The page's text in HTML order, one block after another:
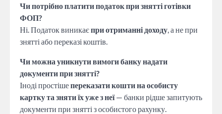
Чи потрібно платити податок при знятті готівки
ФОП?
Ні. Податок виникаєпри отриманні доходу , а не при
знятті або переказі коштів.
Чи можна уникнути вимоги банку надати
документи при знятті?
Іноді простішепереказати кошти на особисту
картку та зняти їх уже з неї— банки рідше запитують
документи при знятті з особистого рахунку.